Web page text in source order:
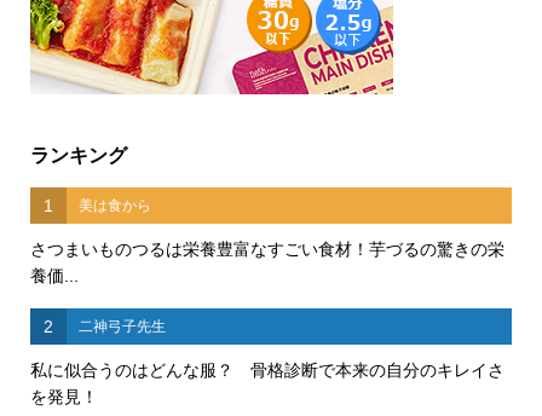
ランキング
1 美は食から
さつまいものつるは栄養豊富なすごい食材！芋づるの驚きの栄
養価...
2 二神弓子先生
私に似合うのはどんな服？ 骨格診断で本来の自分のキレイさ
を発見！